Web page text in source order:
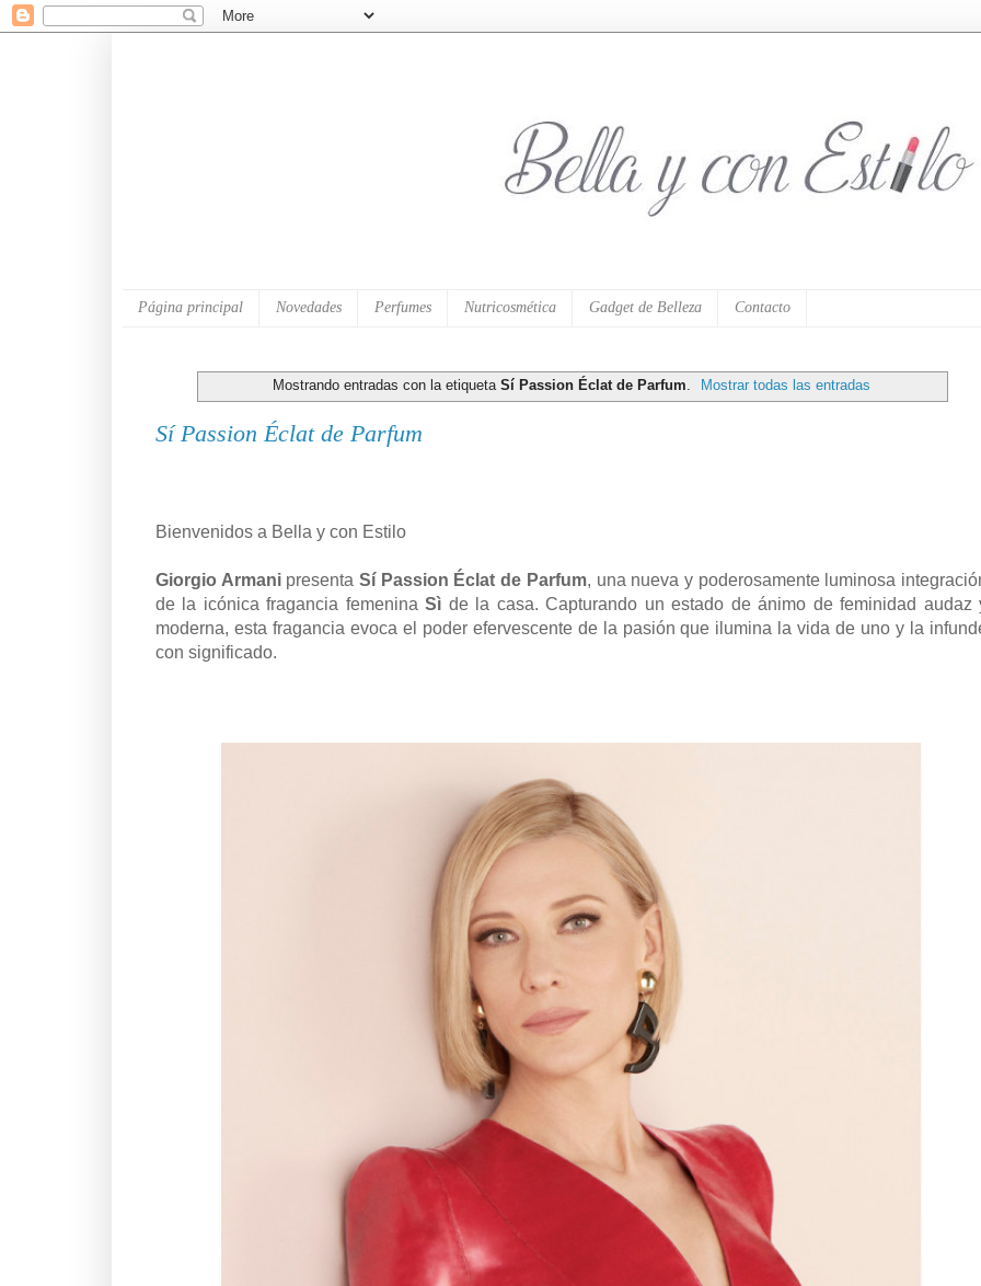
Página principal Novedades Perfumes Nutricosmética Gadget de Belleza Contacto
Mostrando entradas con la etiqueta Sí Passion Éclat de Parfum Mostrar todas las entradas
Sí Passion Éclat de Parfum
Bienvenidos a Bella y con Estilo
Giorgio ArmanipresentaSí Passion Éclat de Parfum, una nueva y poderosamente luminosa
de la icónica fragancia femeninaSì de la casa. Capturando un estado de ánimo de feminidad audaz
moderna, esta fragancia evoca el poder efervescente de la pasión que ilumina la vida de uno y la
con significado.